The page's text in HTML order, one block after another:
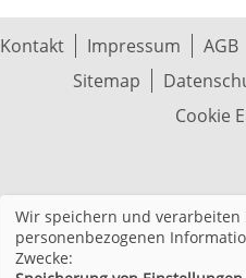
Kontakt Impressum AGB
Sitemap
Cookie
Wir speichern und verarbeiten
personenbezogenen
Zwecke: